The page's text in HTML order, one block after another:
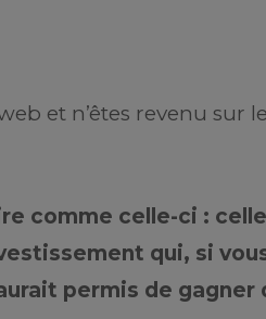
et n’êtes revenu sur
comme celle-ci : celle
qui, si
permis de gagner